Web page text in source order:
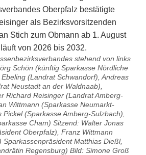
stehend von links
Schön (künftig Sparkasse Nördliche
(Landrat Schwandorf), Andreas
Neustadt an der Waldnaab),
Richard Reisinger (Landrat Amberg-
Wittmann (Sparkasse Neumarkt-
(Sparkasse Amberg-Sulzbach),
Cham) Sitzend: Walter Jonas
Oberpfalz), Franz Wittmann
Sparkassenpräsident Matthias Dießl,
Regensburg) Bild: Simone Groß